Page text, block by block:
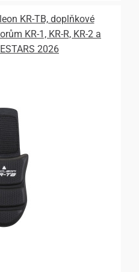
KR-TB, doplňkové
KR-1, KR-R, KR-2 a
2026